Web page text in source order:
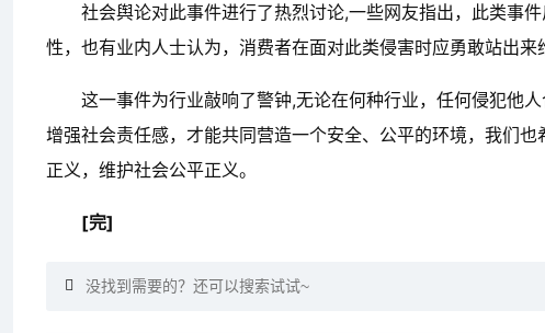
社会舆论对此事件进行了热烈讨论,一些网友指出，此类事
性，也有业内人士认为，消费者在面对此类侵害时应勇敢站出来
这一事件为行业敲响了警钟,无论在何种行业，任何侵犯他
增强社会责任感，才能共同营造一个安全、公平的环境，我们
正义，维护社会公平正义。
[完]